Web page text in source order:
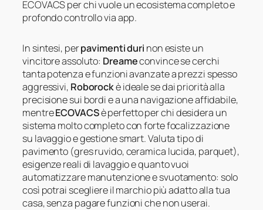
ECOVACS per chi vuole un ecosistema completo e
profondo controllo via app.
In sintesi, perpavimenti duri non esiste un
vincitore assoluto: Dreameconvince se cerchi
tanta potenza e funzioni avanzate a prezzi spesso
aggressivi, Roborockè ideale se dai priorità alla
precisione sui bordi e a una navigazione affidabile,
mentreECOVACSè perfetto per chi desidera un
sistema molto completo con forte focalizzazione
su lavaggio e gestione smart. Valuta tipo di
pavimento (gres ruvido, ceramica lucida, parquet),
esigenze reali di lavaggio e quanto vuoi
automatizzare manutenzione e svuotamento: solo
così potrai scegliere il marchio più adatto alla tua
casa, senza pagare funzioni che non userai.